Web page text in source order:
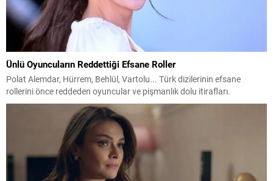
Ünlü Oyuncuların Reddettiği Efsane Roller
Polat Alemdar, Hürrem, Behlül, Vartolu... Türk dizilerinin efsane
rollerini önce reddeden oyuncular ve pişmanlık dolu itirafları.